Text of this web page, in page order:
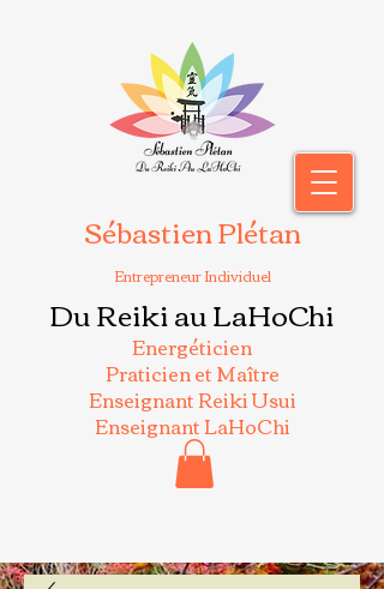
Sébastien Plétan
Entrepreneur Individuel
Du Reiki au LaHoChi
Energéticien
Praticien et Maître
Enseignant Reiki Usui
Enseignant LaHoChi